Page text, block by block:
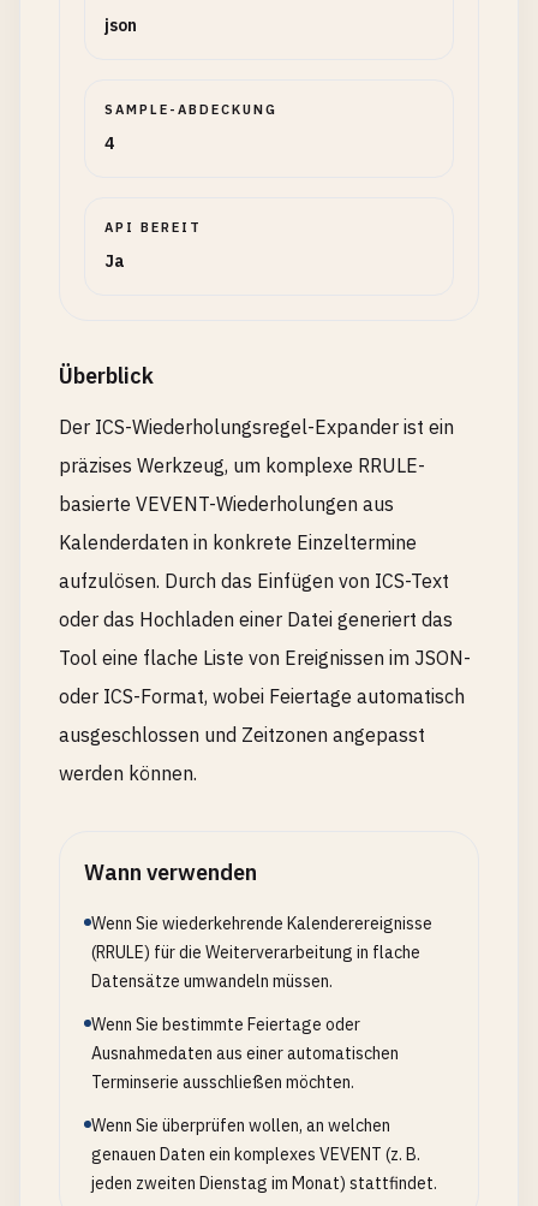
json
SAMPLE-ABDECKUNG
4
API BEREIT
Ja
Überblick
Der ICS-Wiederholungsregel-Expander ist ein
präzises Werkzeug, um komplexe RRULE-
basierte VEVENT-Wiederholungen aus
Kalenderdaten in konkrete Einzeltermine
aufzulösen. Durch das Einfügen von ICS-Text
oder das Hochladen einer Datei generiert das
Tool eine flache Liste von Ereignissen im JSON-
oder ICS-Format, wobei Feiertage automatisch
ausgeschlossen und Zeitzonen angepasst
werden können.
Wann verwenden
Wenn Sie wiederkehrende Kalenderereignisse
(RRULE) für die Weiterverarbeitung in flache
Datensätze umwandeln müssen.
Wenn Sie bestimmte Feiertage oder
Ausnahmedaten aus einer automatischen
Terminserie ausschließen möchten.
Wenn Sie überprüfen wollen, an welchen
genauen Daten ein komplexes VEVENT (z. B.
jeden zweiten Dienstag im Monat) stattfindet.